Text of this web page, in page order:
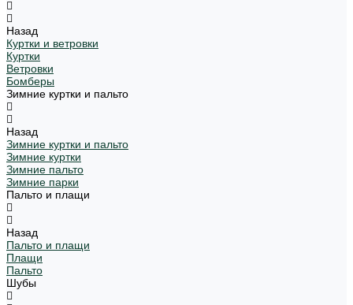
Назад
Куртки и ветровки
Куртки
Ветровки
Бомберы
Зимние куртки и пальто
Назад
Зимние куртки и пальто
Зимние куртки
Зимние пальто
Зимние парки
Пальто и плащи
Назад
Пальто и плащи
Плащи
Пальто
Шубы